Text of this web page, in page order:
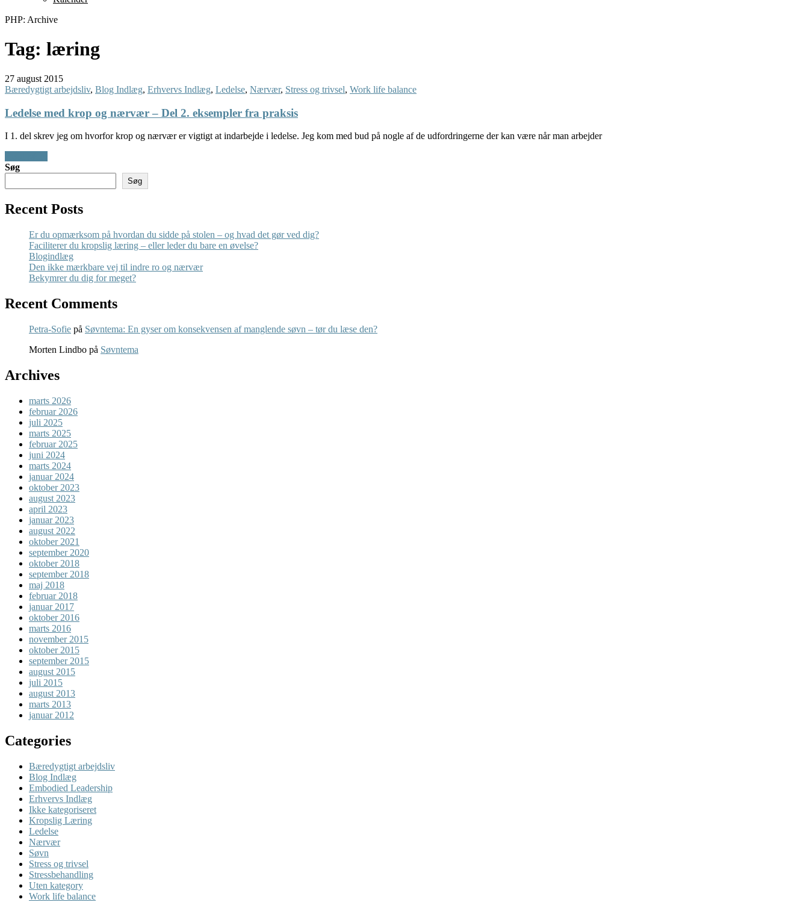
PHP: Archive
Tag: læring
27 august 2015
Bæredygtigt arbejdsliv, Blog Indlæg, Erhvervs Indlæg, Ledelse, Nærvær, Stress og trivsel, Work life balance
Ledelse med krop og nærvær – Del 2. eksempler fra praksis
I 1. del skrev jeg om hvorfor krop og nærvær er vigtigt at indarbejde i ledelse. Jeg kom med bud på nogle af de udfordringerne der kan være når man arbejder
Søg
Søg
Recent Posts
Er du opmærksom på hvordan du sidde på stolen – og hvad det gør ved dig?
Faciliterer du kropslig læring – eller leder du bare en øvelse?
Blogindlæg
Den ikke mærkbare vej til indre ro og nærvær
Bekymrer du dig for meget?
Recent Comments
Petra-Sofie på Søvntema: En gyser om konsekvensen af manglende søvn – tør du læse den?
Morten Lindbo på Søvntema
Archives
marts 2026
februar 2026
juli 2025
marts 2025
februar 2025
juni 2024
marts 2024
januar 2024
oktober 2023
august 2023
april 2023
januar 2023
august 2022
oktober 2021
september 2020
oktober 2018
september 2018
maj 2018
februar 2018
januar 2017
oktober 2016
marts 2016
november 2015
oktober 2015
september 2015
august 2015
juli 2015
august 2013
marts 2013
januar 2012
Categories
Bæredygtigt arbejdsliv
Blog Indlæg
Embodied Leadership
Erhvervs Indlæg
Ikke kategoriseret
Kropslig Læring
Ledelse
Nærvær
Søvn
Stress og trivsel
Stressbehandling
Uten kategory
Work life balance